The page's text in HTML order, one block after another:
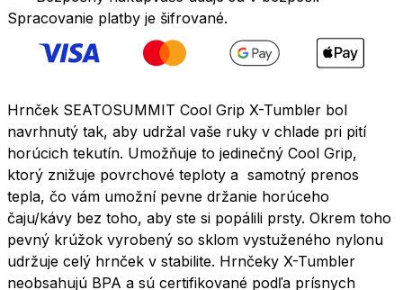
tmavo
Spracovanie platby je šifrované.
Hrnček SEATOSUMMIT Cool Grip X-Tumbler bol
navrhnutý tak, aby udržal vaše ruky v chlade pri pití
horúcich tekutín. Umožňuje to jedinečný Cool Grip,
ktorý znižuje povrchové teploty a samotný prenos
tepla, čo vám umožní pevne držanie horúceho
čaju/kávy bez toho, aby ste si popálili prsty. Okrem toho
pevný krúžok vyrobený so sklom vystuženého nylonu
udržuje celý hrnček v stabilite. Hrnčeky X-Tumbler
neobsahujú BPA a sú certifikované podľa prísnych